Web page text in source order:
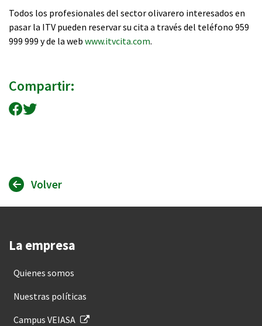
Todos los profesionales del sector olivarero interesados en
pasar la ITV pueden reservar su cita a través del teléfono 959
999 999 y de la web www.itvcita.com.
Compartir:
Compartir en Facebook
Compartir en Twitter
Volver
La empresa
Quienes somos
Nuestras políticas
Campus VEIASA